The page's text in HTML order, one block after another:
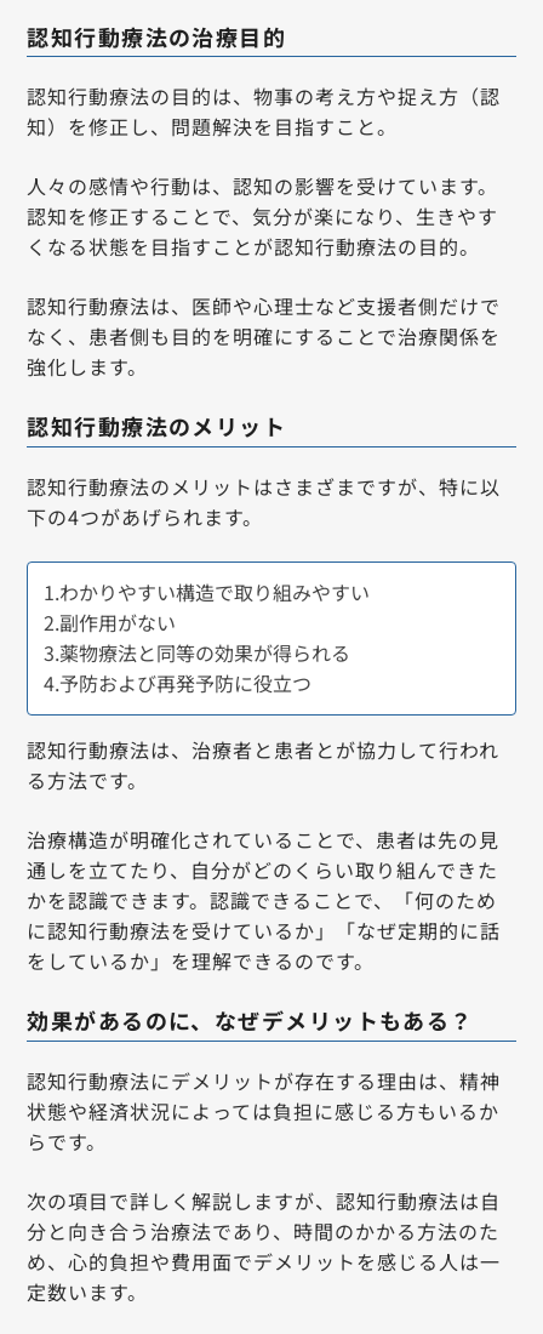
認知行動療法の治療目的
認知行動療法の目的は、物事の考え方や捉え方（認
知）を修正し、問題解決を目指すこと。
人々の感情や行動は、認知の影響を受けています。
認知を修正することで、気分が楽になり、生きやす
くなる状態を目指すことが認知行動療法の目的。
認知行動療法は、医師や心理士など支援者側だけで
なく、患者側も目的を明確にすることで治療関係を
強化します。
認知行動療法のメリット
認知行動療法のメリットはさまざまですが、特に以
下の4つがあげられます。
1.わかりやすい構造で取り組みやすい
2.副作用がない
3.薬物療法と同等の効果が得られる
4.予防および再発予防に役立つ
認知行動療法は、治療者と患者とが協力して行われ
る方法です。
治療構造が明確化されていることで、患者は先の見
通しを立てたり、自分がどのくらい取り組んできた
かを認識できます。認識できることで、「何のため
に認知行動療法を受けているか」「なぜ定期的に話
をしているか」を理解できるのです。
効果があるのに、なぜデメリットもある？
認知行動療法にデメリットが存在する理由は、精神
状態や経済状況によっては負担に感じる方もいるか
らです。
次の項目で詳しく解説しますが、認知行動療法は自
分と向き合う治療法であり、時間のかかる方法のた
め、心的負担や費用面でデメリットを感じる人は一
定数います。